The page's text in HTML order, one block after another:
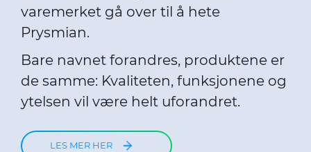
varemerket gå over til å hete
Prysmian.
Bare navnet forandres, produktene er
de samme: Kvaliteten, funksjonene og
ytelsen vil være helt uforandret.
LES MER HER